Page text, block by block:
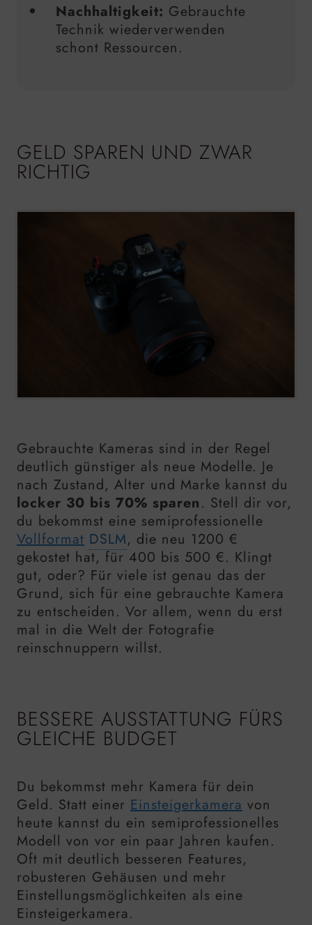
Nachhaltigkeit: Gebrauchte
Technik wiederverwenden
schont Ressourcen.
GELD SPAREN UND ZWAR
RICHTIG
Gebrauchte Kameras sind in der Regel
deutlich günstiger als neue Modelle. Je
nach Zustand, Alter und Marke kannst du
locker 30 bis 70% sparen. Stell dir vor,
du bekommst eine semiprofessionelle
Vollformat DSLM, die neu 1200 €
gekostet hat, für 400 bis 500 €. Klingt
gut, oder? Für viele ist genau das der
Grund, sich für eine gebrauchte Kamera
zu entscheiden. Vor allem, wenn du erst
mal in die Welt der Fotografie
reinschnuppern willst.
BESSERE AUSSTATTUNG FÜRS
GLEICHE BUDGET
Du bekommst mehr Kamera für dein
Geld. Statt einer Einsteigerkamera von
heute kannst du ein semiprofessionelles
Modell von vor ein paar Jahren kaufen.
Oft mit deutlich besseren Features,
robusteren Gehäusen und mehr
Einstellungsmöglichkeiten als eine
Einsteigerkamera.